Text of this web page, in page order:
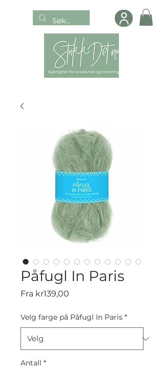
Påfugl In Paris
Fra kr139,00
Velg farge på Påfugl In Paris *
Antall *